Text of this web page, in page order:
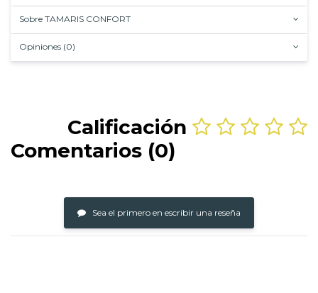
Sobre TAMARIS CONFORT
Opiniones (0)
Calificación
Comentarios (0)
Sea el primero en escribir una reseña